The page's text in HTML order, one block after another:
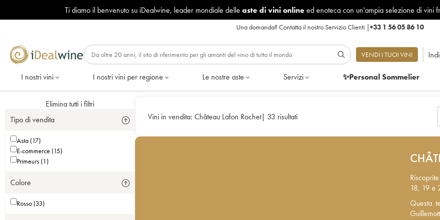
Ti diamo il benvenuto su iDealwine, leader mondiale delle aste di vini onlineed enoteca con un'ampia selezione di vini
Una domanda?Contatta il nostro Servizio Clienti |+33 1 56 05 86 10
VENDI I TUOI VINI
I nostri vini I nostri vini per regione Le nostre aste Servizi ✨Personal Sommelier
Elimina tutti i filtri
Tipo di vendita
Asta (17)
E-commerce (15)
Primeurs (1)
Colore
Rosso (33)
Vini in vendita: Château Lafon Rochet| 33 risultati
18, 19 e
Questa
Questa